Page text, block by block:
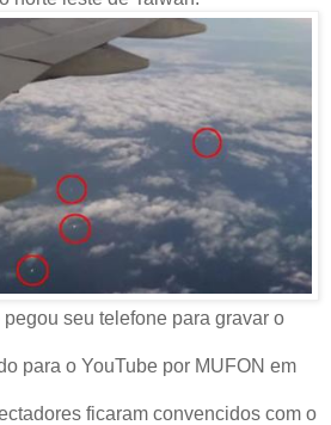
seu telefone para gravar o
para o YouTube por MUFON em
ficaram convencidos com o